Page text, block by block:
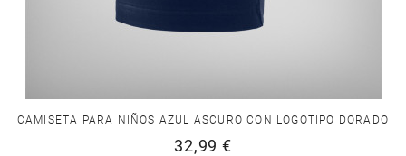
CAMISETA PARA NIÑOS AZUL ASCURO CON LOGOTIPO DORADO
32,99 €